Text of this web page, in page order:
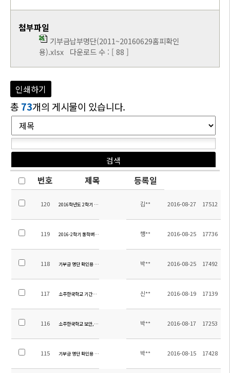
첨부파일
기부금납부명단(2011~20160629홈피확인
용).xlsx 다운로드 수 : [ 88 ]
인쇄하기
총 73개의 게시물이 있습니다.
번호 제목 등록일
120 2016학년도 2학기 시정안내 및 중등 시간표 안내 가정통신문
김** 2016-08-27 17512
119 2016-2학기 통학버스노선 초안 공지 행** 2016-08-25 17736
118 기부금 명단 확인용 공지(2011년 ~ 2016년 8월 24일까지)
박** 2016-08-25 17492
117 소주한국학교 기간제 교사(중국어) 채용 공고 신** 2016-08-19 17139
116 소주한국학교 보안,경비업체 (최저가)입찰 공고<保安公司>
박** 2016-08-17 17253
115 기부금 명단 확인용 공지 (2016.08.15 까지) 박** 2016-08-15 17428